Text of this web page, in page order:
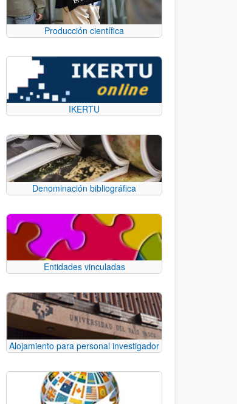
Producción científica
IKERTU
Denominación bibliográfica
Entidades vinculadas
Alojamiento para personal investigador